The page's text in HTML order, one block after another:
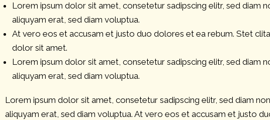
Lorem ipsum dolor sit amet, consetetur sadipscing elitr, sed
aliquyam erat, sed diam voluptua.
At vero eos et accusam et justo duo dolores et ea rebum. Stet
dolor sit amet.
Lorem ipsum dolor sit amet, consetetur sadipscing elitr, sed
aliquyam erat, sed diam voluptua.
Lorem ipsum dolor sit amet, consetetur sadipscing elitr, sed diam
aliquyam erat, sed diam voluptua. At vero eos et accusam et justo